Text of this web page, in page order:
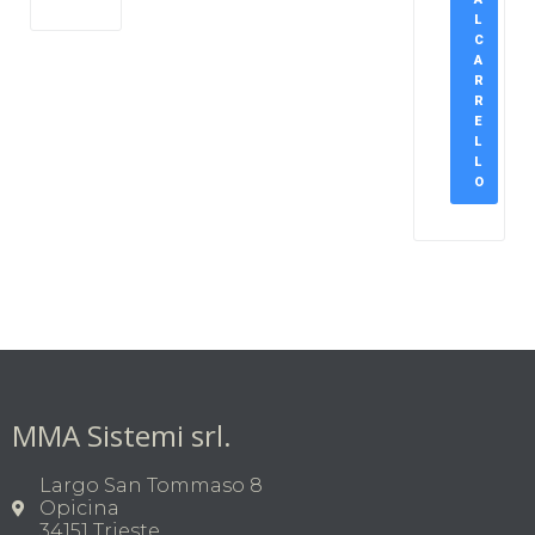
L
C
A
R
R
E
L
L
O
MMA Sistemi srl.
Largo San Tommaso 8
Opicina